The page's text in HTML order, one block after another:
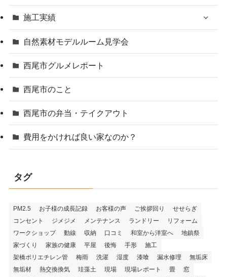
施工実績
自然素材モデルルーム見学会
西尾市グルメレポート
西尾市のこと
西尾市の弁当・テイクアウト
費用をかければ良い家なのか？
タグ
PM2.5 お子様の成長記録 お客様の声 ご挨拶回り
せせらぎ
コンセント
ジメジメ メンテナンス ランドリー
リフォーム
ワークショップ
動線 収納 口コミ 和室から洋室へ
地鎮祭
家づくり
家族の健康 平屋 後悔 手形
施工
架橋ポリエチレン管
梅雨 洗濯 湿度 漆喰 漏水修理
無垢床
無垢材
熱交換換気 珪藻土 現場 現場レポート 畳
窓